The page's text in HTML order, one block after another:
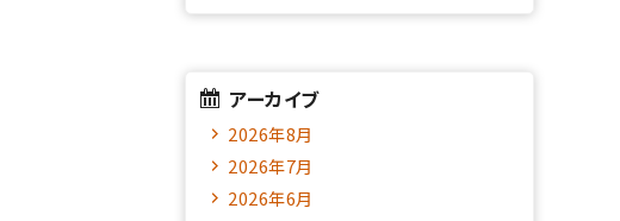
アーカイブ
2026年8月
2026年7月
2026年6月